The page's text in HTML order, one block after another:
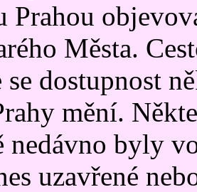
Prahou
Města.
dostupnost
mění.
nedávno byly
uzavřené